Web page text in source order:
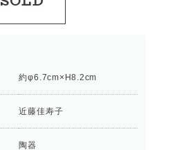
約φ6.7cm×H8.2cm
近藤佳寿子
陶器